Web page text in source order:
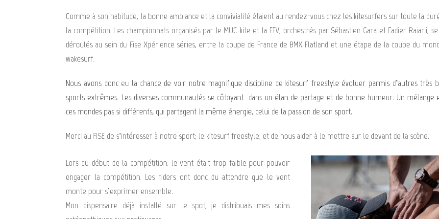
Comme à son habitude, la bonne ambiance et la convivialité étaient au rendez-vous chez les kitesurfers sur toute la
la compétition. Les championnats organisés par le MUC kite et la FFV, orchestrés par Sébastien Gara et Fadier Raiarii,
déroulés au sein du Fise Xpérience séries, entre la coupe de France de BMX Flatland et une étape de la coupe du
wakesurf.
Nous avons donceu la chance de voir notre magnifique discipline de kitesurf freestyle évoluer parmis d’autres très
sports extrêmes. Les diverses communautés se côtoyant dans un élan de partage et de bonne humeur. Un mélange
ces mondes pas si différents, qui partagent la même énergie, celui de la passion de son sport.
Merci au FISE de s’intéresser à notre sport; le kitesurf freestyle; et de nous aider à le mettre sur le devant de la scène.
Lors du début de la compétition, le vent était trop faible pour pouvoir
engager la compétition. Les riders ont donc du attendre que le vent
monte pour s’exprimer ensemble.
Mon dispensaire déjà installé sur le spot, je distribuais mes soins